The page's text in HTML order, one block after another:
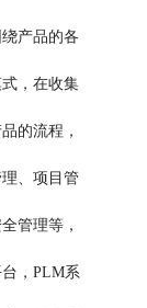
产品的各
，在收集
的流程，
、项目管
管理等，
， PLM系